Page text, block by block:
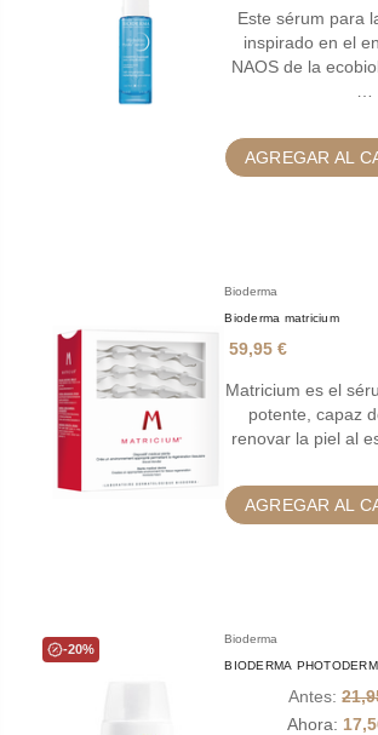
Este sérum para
inspirado en el
NAOS de la
AGREGAR AL
Bioderma
Bioderma matricium
59,95 €
Matricium es el
potente, capaz
renovar la piel al
AGREGAR AL
-20%
Bioderma
BIODERMA
Antes:
Ahora: